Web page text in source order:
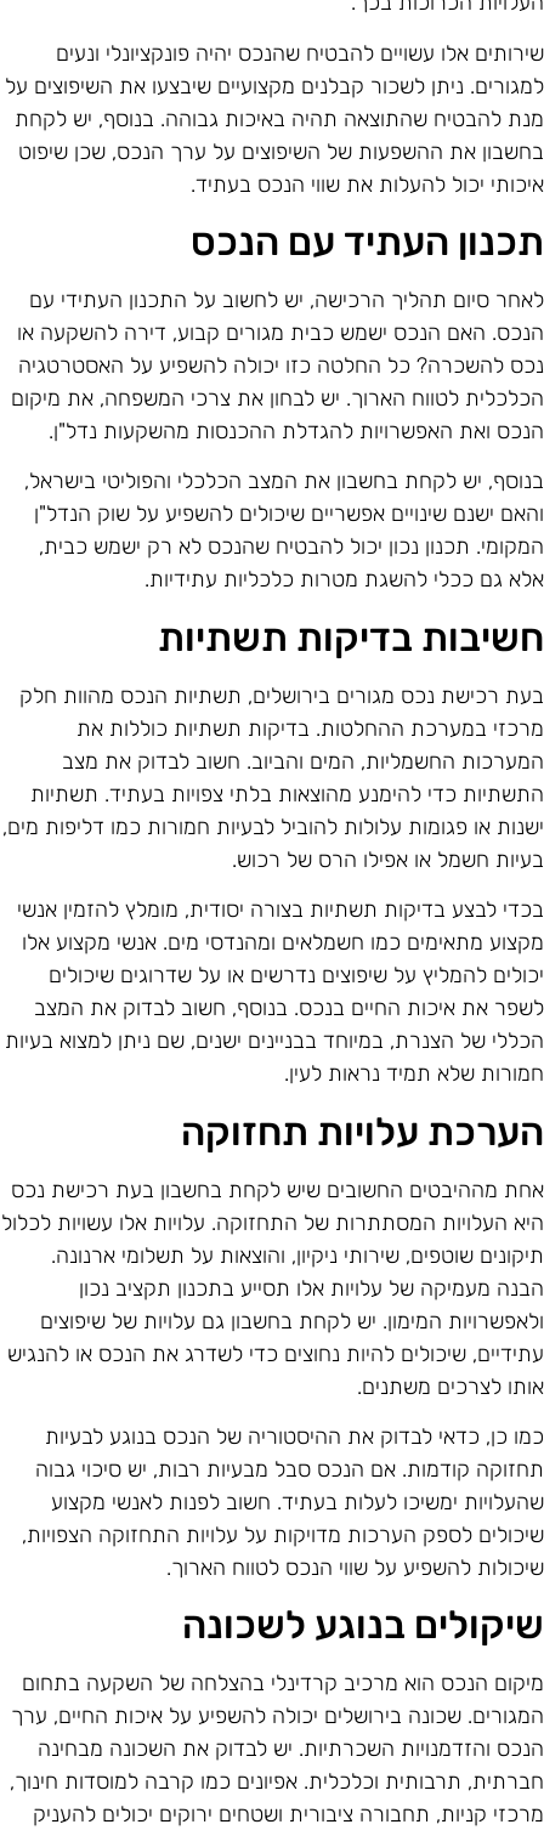
אלו עשויים להבטיח שהנכס יהיה פונקציונלי ונעים
ניתן לשכור קבלנים מקצועיים שיבצעו את השיפוצים על
להבטיח שהתוצאה תהיה באיכות גבוהה. בנוסף, יש לקחת
את ההשפעות של השיפוצים על ערך הנכס, שכן שיפוט
יכול להעלות את שווי הנכס בעתיד.
העתיד עם הנכס
סיום תהליך הרכישה, יש לחשוב על התכנון העתידי עם
האם הנכס ישמש כבית מגורים קבוע, דירה להשקעה או
להשכרה? כל החלטה כזו יכולה להשפיע על האסטרטגיה
לטווח הארוך. יש לבחון את צרכי המשפחה, את מיקום
ואת האפשרויות להגדלת ההכנסות מהשקעות נדל"ן.
יש לקחת בחשבון את המצב הכלכלי והפוליטי בישראל,
ישנם שינויים אפשריים שיכולים להשפיע על שוק הנדל"ן
תכנון נכון יכול להבטיח שהנכס לא רק ישמש כבית,
גם ככלי להשגת מטרות כלכליות עתידיות.
בדיקות תשתיות
רכישת נכס מגורים בירושלים, תשתיות הנכס מהוות חלק
במערכת ההחלטות. בדיקות תשתיות כוללות את
החשמליות, המים והביוב. חשוב לבדוק את מצב
כדי להימנע מהוצאות בלתי צפויות בעתיד. תשתיות
או פגומות עלולות להוביל לבעיות חמורות כמו דליפות מים,
חשמל או אפילו הרס של רכוש.
לבצע בדיקות תשתיות בצורה יסודית, מומלץ להזמין אנשי
מתאימים כמו חשמלאים ומהנדסי מים. אנשי מקצוע אלו
להמליץ על שיפוצים נדרשים או על שדרוגים שיכולים
את איכות החיים בנכס. בנוסף, חשוב לבדוק את המצב
של הצנרת, במיוחד בבניינים ישנים, שם ניתן למצוא בעיות
שלא תמיד נראות לעין.
עלויות תחזוקה
מההיבטים החשובים שיש לקחת בחשבון בעת רכישת נכס
העלויות המסתתרות של התחזוקה. עלויות אלו עשויות לכלול
שוטפים, שירותי ניקיון, והוצאות על תשלומי ארנונה.
מעמיקה של עלויות אלו תסייע בתכנון תקציב נכון
המימון. יש לקחת בחשבון גם עלויות של שיפוצים
שיכולים להיות נחוצים כדי לשדרג את הנכס או להנגיש
לצרכים משתנים.
כן, כדאי לבדוק את ההיסטוריה של הנכס בנוגע לבעיות
קודמות. אם הנכס סבל מבעיות רבות, יש סיכוי גבוה
ימשיכו לעלות בעתיד. חשוב לפנות לאנשי מקצוע
לספק הערכות מדויקות על עלויות התחזוקה הצפויות,
להשפיע על שווי הנכס לטווח הארוך.
בנוגע לשכונה
הנכס הוא מרכיב קרדינלי בהצלחה של השקעה בתחום
שכונה בירושלים יכולה להשפיע על איכות החיים, ערך
והזדמנויות השכרתיות. יש לבדוק את השכונה מבחינה
תרבותית וכלכלית. אפיונים כמו קרבה למוסדות חינוך,
קניות, תחבורה ציבורית ושטחים ירוקים יכולים להעניק